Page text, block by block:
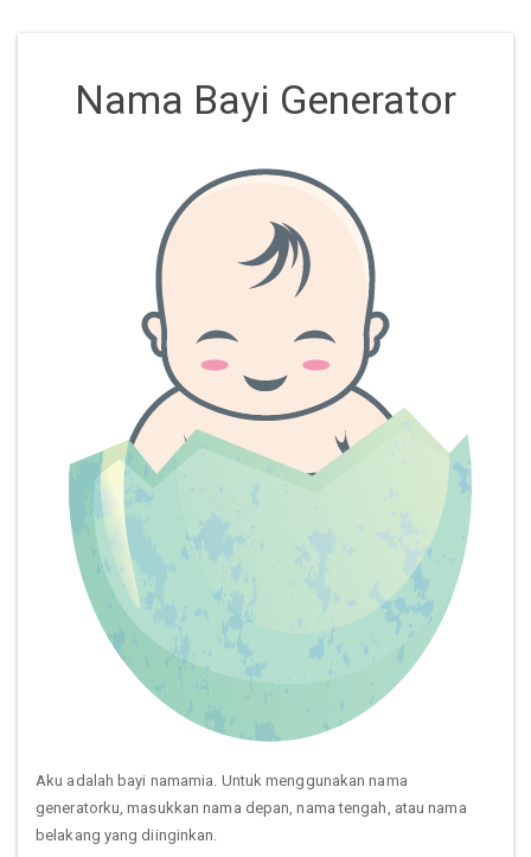
Nama Bayi Generator
Aku adalah bayi namamia. Untuk menggunakan nama
generatorku, masukkan nama depan, nama tengah, atau nama
belakang yang diinginkan.